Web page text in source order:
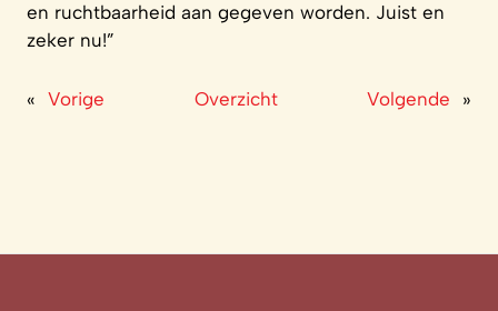
en ruchtbaarheid aan gegeven worden. Juist en
zeker nu!”
« Vorige Overzicht Volgende »